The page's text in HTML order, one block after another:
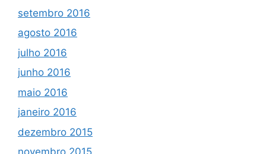
setembro 2016
agosto 2016
julho 2016
junho 2016
maio 2016
janeiro 2016
dezembro 2015